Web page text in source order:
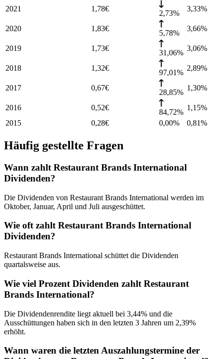
2021 1,78€
2,73%
3,33%
2020 1,83€
5,78%
3,66%
2019 1,73€
31,06%
3,06%
2018 1,32€
97,01%
2,89%
2017 0,67€
28,85%
1,30%
2016 0,52€
84,72%
1,15%
2015
0,28€ 0,00% 0,81%
Häufig gestellte Fragen
Wann zahlt Restaurant Brands International
Dividenden?
Die Dividenden von Restaurant Brands International werden im
Oktober, Januar, April und Juli ausgeschüttet.
Wie oft zahlt Restaurant Brands International
Dividenden?
Restaurant Brands International schüttet die Dividenden
quartalsweise aus.
Wie viel Prozent Dividenden zahlt Restaurant
Brands International?
Die Dividendenrendite liegt aktuell bei 3,44% und die
Ausschüttungen haben sich in den letzten 3 Jahren um 2,39%
erhöht.
Wann waren die letzten Auszahlungstermine der